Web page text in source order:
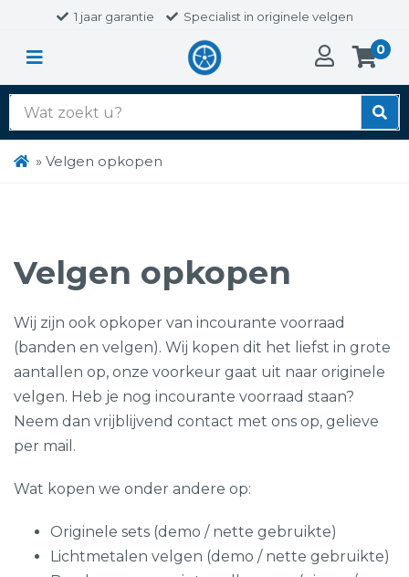
1 jaar garantie Specialist in originele velgen
0
Zoek
naar:
» Velgen opkopen
Velgen opkopen
Wij zijn ook opkoper van incourante voorraad
(banden en velgen). Wij kopen dit het liefst in grote
aantallen op, onze voorkeur gaat uit naar originele
velgen. Heb je nog incourante voorraad staan?
Neem dan vrijblijvend contact met ons op, gelieve
per mail.
Wat kopen we onder andere op:
‎Originele sets (demo / nette gebruikte)
Lichtmetalen velgen (demo / nette gebruikte)